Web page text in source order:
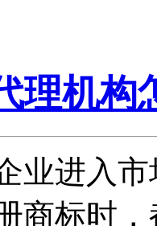
理机构
进入市
商标时